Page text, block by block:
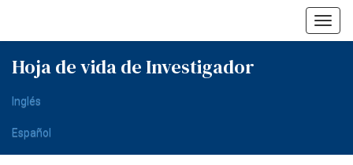
Hoja de vida de Investigador
Inglés
Español